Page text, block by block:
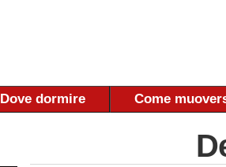
Dove dormire Come